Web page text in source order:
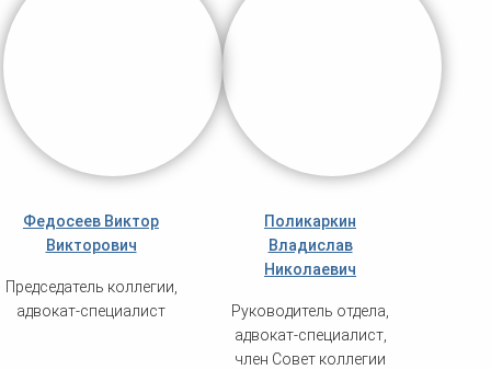
Федосеев Виктор
Викторович
Председатель коллегии,
адвокат-специалист
Поликаркин
Владислав
Николаевич
Руководитель отдела,
адвокат-специалист,
член Совет коллегии